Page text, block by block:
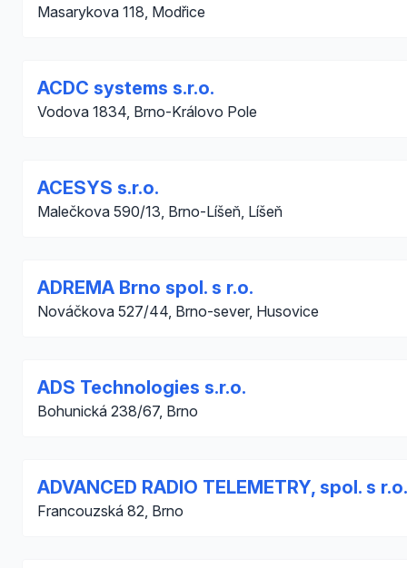
Masarykova 118, Modřice
ACDC systems s.r.o.
Vodova 1834, Brno-Královo Pole
ACESYS s.r.o.
Malečkova 590/13, Brno-Líšeň, Líšeň
ADREMA Brno spol. s r.o.
Nováčkova 527/44, Brno-sever, Husovice
ADS Technologies s.r.o.
Bohunická 238/67, Brno
ADVANCED RADIO TELEMETRY, spol. s r.o.
Francouzská 82, Brno